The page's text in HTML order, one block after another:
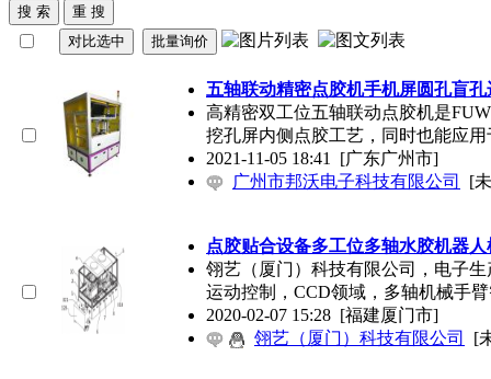
五轴联动精密点胶机手机屏圆孔盲
高精密双工位五轴联动点胶机是
挖孔屏内侧点胶工艺，同时也能应用
2021-11-05 18:41 [广东广州市]
广州市邦沃电子科技有限公司
[
点胶贴合设备多工位多轴水胶机器
翎艺（厦门）科技有限公司，电子
运动控制，CCD领域，多轴机械手
2020-02-07 15:28 [福建厦门市]
翎艺（厦门）科技有限公司
[